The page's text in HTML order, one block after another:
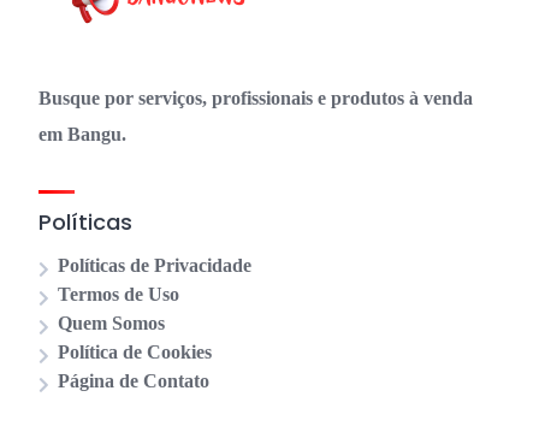
Busque por serviços, profissionais e produtos à venda
em Bangu.
Políticas
Políticas de Privacidade
Termos de Uso
Quem Somos
Política de Cookies
Página de Contato